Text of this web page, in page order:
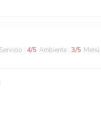
Servicio : 4/5 Ambiente : 3/5 Menú